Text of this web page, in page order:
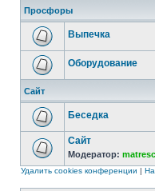
Просфоры
Выпечка
Оборудование
Сайт
Беседка
Сайт
Модератор:
Удалить cookies конференции |